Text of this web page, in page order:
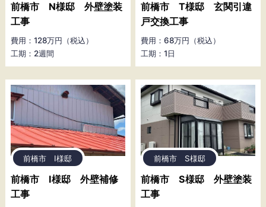
前橋市 N様邸 外壁塗装
工事
費用：128万円（税込）
工期：2週間
前橋市 T様邸 玄関引違
戸交換工事
費用：68万円（税込）
工期：1日
前橋市 I様邸
前橋市 I様邸 外壁補修
工事
前橋市 S様邸
前橋市 S様邸 外壁塗装
工事